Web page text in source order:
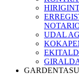
UDAL